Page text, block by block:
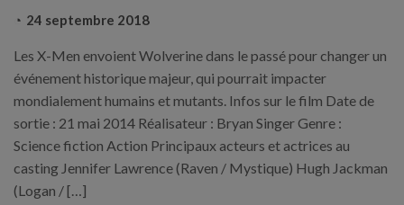
24 septembre 2018
Les X-Men envoient Wolverine dans le passé pour changer un
événement historique majeur, qui pourrait impacter
mondialement humains et mutants. Infos sur le film Date de
sortie : 21 mai 2014 Réalisateur : Bryan Singer Genre :
Science fiction Action Principaux acteurs et actrices au
casting Jennifer Lawrence (Raven / Mystique) Hugh Jackman
(Logan / […]